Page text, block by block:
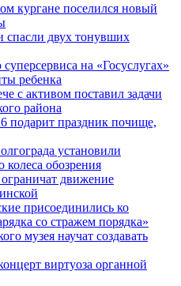
кургане поселился новый
спасли двух тонувших
на «Госуслугах»
ребенка
с активом поставил задачи
района
подарит праздник почище,
установили
колеса обозрения
движение
присоединились ко
со стражем порядка»
музея научат создавать
виртуоза органной